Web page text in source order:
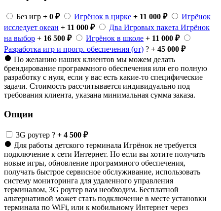
Без игр + 0 ₽ Игрёнок в цирке + 11 000 ₽
Игрёнок
исследует океан + 11 000 ₽
Два Игровых пакета Игрёнок
на выбор + 16 500 ₽ Игрёнок в школе + 11 000 ₽
Разработка игр и прогр. обеспечения (от) ? + 45 000 ₽
По желанию наших клиентов мы можем делать
брендирование программного обеспечения или его полную
разработку с нуля, если у вас есть какие-то специфические
задачи. Стоимость рассчитывается индивидуально под
требования клиента, указана минимальная сумма заказа.
Опции
3G роутер ? + 4 500 ₽
Для работы детского терминала Игрёнок не требуется
подключение к сети Интернет. Но если вы хотите получать
новые игры, обновление программного обеспечения,
получать быстрое сервисное обслуживание, использовать
систему мониторинга для удаленного управления
терминалом, 3G роутер вам необходим. Бесплатной
альтернативой может стать подключение в месте установки
терминала по WiFi, или к мобильному Интернет через